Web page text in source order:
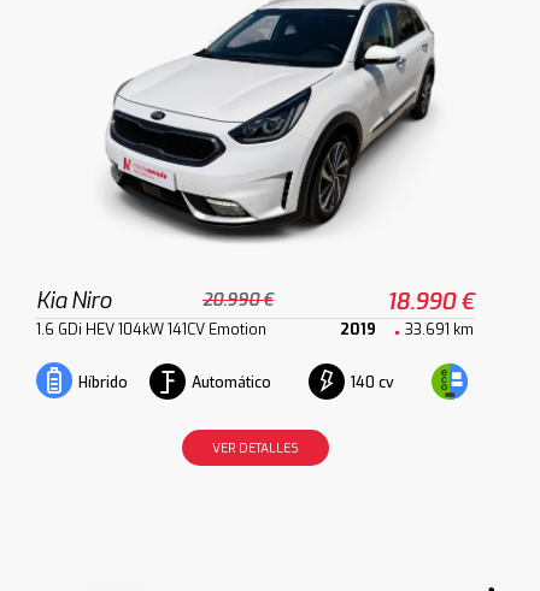
Kia Niro 20.990 € 18.990 €
1.6 GDi HEV 104kW 141CV Emotion 2019 33.691 km
Híbrido Automático 140 cv
VER DETALLES